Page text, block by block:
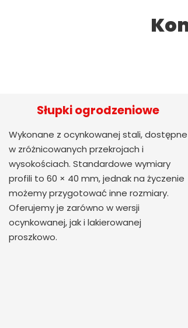
Słupki ogrodzeniowe
Wykonane z ocynkowanej stali, dostępne
w zróżnicowanych przekrojach i
wysokościach. Standardowe wymiary
profili to 60 × 40 mm, jednak na życzenie
możemy przygotować inne rozmiary.
Oferujemy je zarówno w wersji
ocynkowanej, jak i lakierowanej
proszkowo.